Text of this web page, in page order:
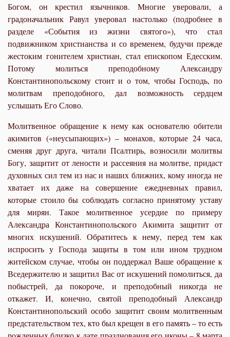
Богом, он крестил язычников. Многие уверовали, а
градоначальник Равул уверовал настолько (подробнее в
разделе «События из жизни святого»), что стал
подвижником христианства и со временем, будучи прежде
жестоким гонителем христиан, стал епископом Едесским.
Потому молиться преподобному Александру
Константинопольскому стоит и о том, чтобы Господь, по
молитвам преподобного, дал возможность сердцем
услышать Его Слово.
Молитвенное обращение к нему как основателю обители
акимитов («неусыпающих») – монахов, которые 24 часа,
сменяя друг друга, читали Псалтирь, возносили молитвы
Богу, защитит от лености и рассеяния на молитве, придаст
духовных сил тем из нас и наших ближних, кому иногда не
хватает их даже на совершение ежедневных правил,
которые стоило бы соблюдать согласно принятому уставу
для мирян. Такое молитвенное усердие по примеру
Александра Константинопольского Акимита защитит от
многих искушений. Обратитесь к нему, перед тем как
испросить у Господа защиты в том или ином трудном
житейском случае, чтобы он поддержал Ваше обращение к
Вседержителю и защитил Вас от искушений помолиться, да
побыстрей, да покороче, и преподобный никогда не
откажет. И, конечно, святой преподобный Александр
Константинопольский особо защитит своим молитвенным
предстательством тех, кто был крещен в его память – то есть